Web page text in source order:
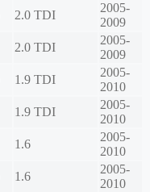
2.0 TDI
2005-
2009
2.0 TDI
2005-
2009
1.9 TDI
2005-
2010
1.9 TDI
2005-
2010
1.6
2005-
2010
1.6
2005-
2010